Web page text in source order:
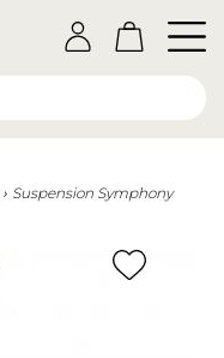
Suspension Symphony